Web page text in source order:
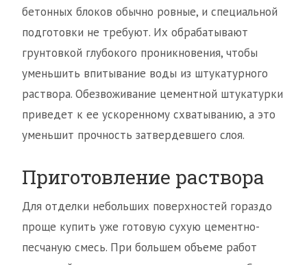
бетонных блоков обычно ровные, и специальной
подготовки не требуют. Их обрабатывают
грунтовкой глубокого проникновения, чтобы
уменьшить впитывание воды из штукатурного
раствора. Обезвоживание цементной штукатурки
приведет к ее ускоренному схватыванию, а это
уменьшит прочность затвердевшего слоя.
Приготовление раствора
Для отделки небольших поверхностей гораздо
проще купить уже готовую сухую цементно-
песчаную смесь. При большем объеме работ